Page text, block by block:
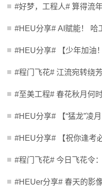
#好梦，工程人# 算得流年无奈处，莫将
#HEU分享# AI赋能！ 哈工程开启智慧教学
#HEU分享# 【少年加油！#校服版哪吒的高考祝福#】#明天高
#程门飞花# 江流宛转绕芳甸，月照花
#至美工程# 春花秋月何时了，往事
#HEU分享# 【“猛龙”凌月！#歼10与月亮同框上演硬核浪漫#
#HEU分享# 【祝你逢考必过！#文化中国行看成语中的情绪价
#程门飞花# 今日飞花令：解 阵解星芒尽，营
#HEUer分享# 春天的影像